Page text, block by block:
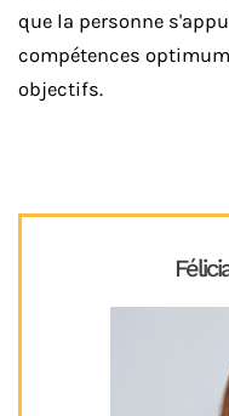
que la personne
compétences
objectifs.